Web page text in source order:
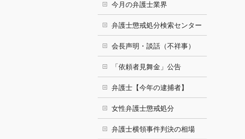
今月の弁護士業界
弁護士懲戒処分検索センター
会長声明・談話（不祥事）
「依頼者見舞金」公告
弁護士【今年の逮捕者】
女性弁護士懲戒処分
弁護士横領事件判決の相場